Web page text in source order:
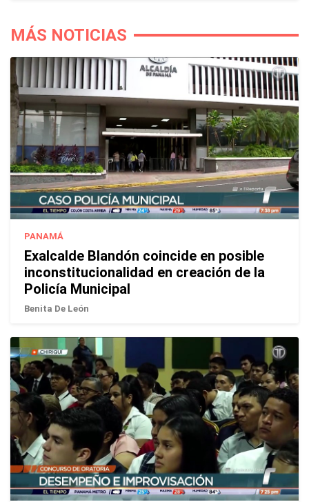
MÁS NOTICIAS
PANAMÁ
Exalcalde Blandón coincide en posible
inconstitucionalidad en creación de la
Policía Municipal
Benita De León